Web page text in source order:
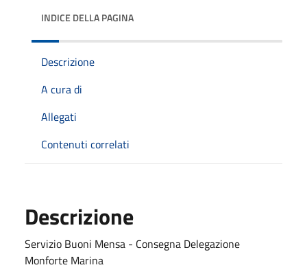
INDICE DELLA PAGINA
Descrizione
A cura di
Allegati
Contenuti correlati
Descrizione
Servizio Buoni Mensa - Consegna Delegazione
Monforte Marina